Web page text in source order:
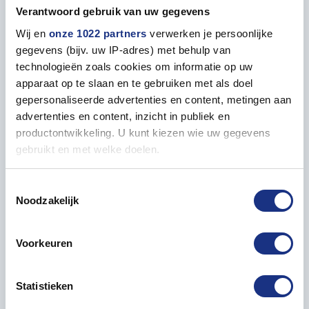
Verantwoord gebruik van uw gegevens
Wij en onze 1022 partners verwerken je persoonlijke
gegevens (bijv. uw IP-adres) met behulp van
technologieën zoals cookies om informatie op uw
apparaat op te slaan en te gebruiken met als doel
gepersonaliseerde advertenties en content, metingen aan
advertenties en content, inzicht in publiek en
productontwikkeling. U kunt kiezen wie uw gegevens
gebruikt en met welke doelen.
Informatie verzamelen over uw geografische locatie,
Uw apparaat identificeren door het actief te scannen
op specifieke eigenschappen (fingerprinting)
verwerkt en stel uw voorkeuren in het
detailgedeelte
in.
Noodzakelijk
Voorkeuren
Statistieken
Properties
GENERAL
Contents 20 ml